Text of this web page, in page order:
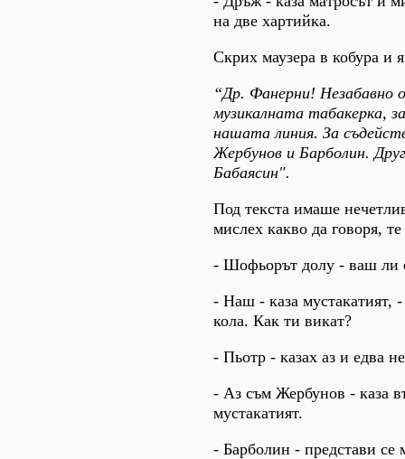
на две хартийка.
Скрих маузера в кобура и
“Др. Фанерни! Незабавно
музикалната табакерка,
нашата линия. За
Жербунов и Барболин.
Бабаясин".
Под текста имаше
мислех какво да говоря,
- Шофьорът долу - ваш ли
- Наш - каза мустакатият,
кола. Как ти викат?
- Пьотр - казах аз и едва
- Аз съм Жербунов - каза
мустакатият.
- Барболин - представи се